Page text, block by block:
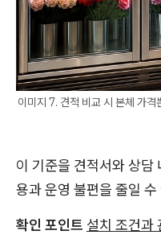
이미지 7. 견적 비교 시 본체 가
이 기준을 견적서와 상담
용과 운영 불편을 줄일 수
확인 포인트 설치 조건과